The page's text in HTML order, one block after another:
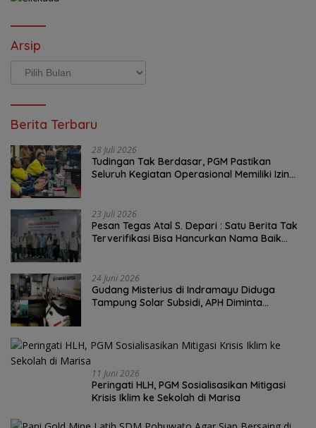
Arsip
Arsip
Berita Terbaru
28 Juli 2026
Tudingan Tak Berdasar, PGM Pastikan
Seluruh Kegiatan Operasional Memiliki Izin
23 Juli 2026
Pesan Tegas Atal S. Depari : Satu Berita Tak
Terverifikasi Bisa Hancurkan Nama Baik
24 Juni 2026
Gudang Misterius di Indramayu Diduga
Tampung Solar Subsidi, APH Diminta
11 Juni 2026
Peringati HLH, PGM Sosialisasikan Mitigasi
Krisis Iklim ke Sekolah di Marisa